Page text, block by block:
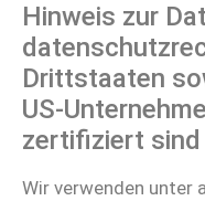
Hinweis zur
Drittstaaten
US-
zertifiziert sind
Wir verwenden unter